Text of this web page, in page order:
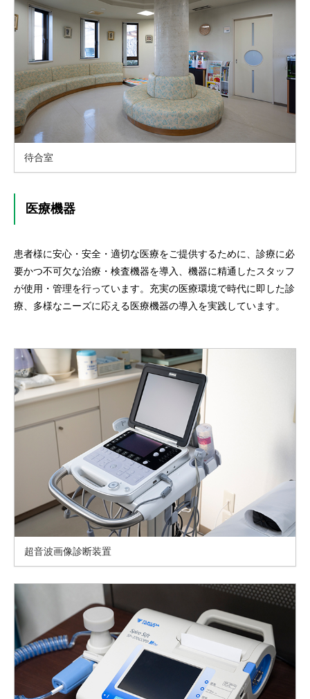
待合室
医療機器
患者様に安心・安全・適切な医療をご提供するために、診療に必
要かつ不可欠な治療・検査機器を導入、機器に精通したスタッフ
が使用・管理を行っています。充実の医療環境で時代に即した診
療、多様なニーズに応える医療機器の導入を実践しています。
超音波画像診断装置